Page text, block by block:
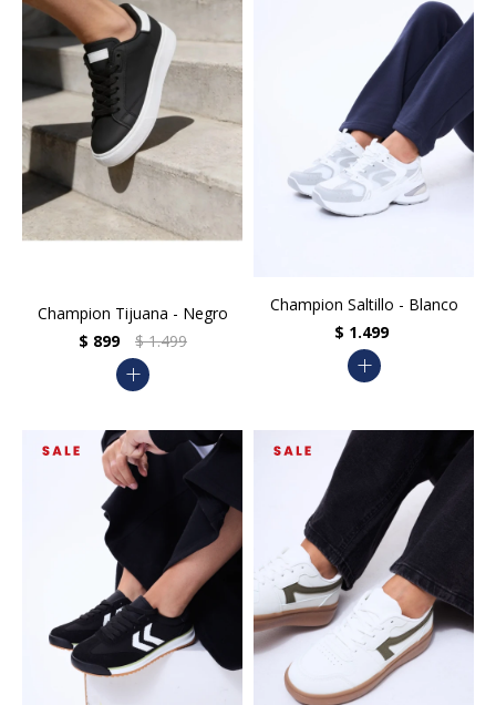
Champion Tijuana - Negro
$ 899 $ 1.499
add
Champion Saltillo - Blanco
$ 1.499
add